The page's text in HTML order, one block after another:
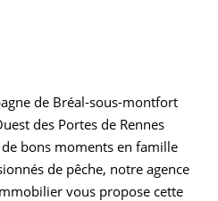
de Bréal-sous-montfort
des Portes de Rennes
bons moments en famille
de pêche, notre agence
vous propose cette